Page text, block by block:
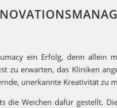
ein Erfolg, denn allein
zu erwarten, das Kliniken
unerkannte Kreativität zu
die Weichen dafür gestellt.